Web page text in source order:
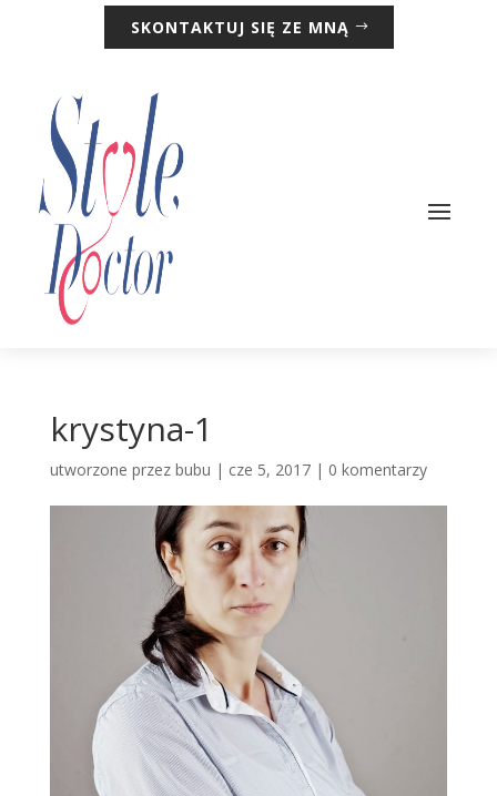
SKONTAKTUJ SIĘ ZE MNĄ
krystyna-1
utworzone przez bubu | cze 5, 2017| 0 komentarzy